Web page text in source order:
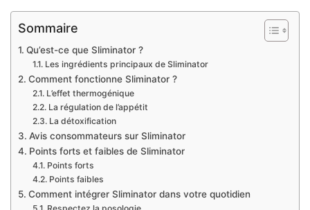
Sommaire
Qu’est-ce que Sliminator ?
Les ingrédients principaux de Sliminator
Comment fonctionne Sliminator ?
L’effet thermogénique
La régulation de l’appétit
La détoxification
Avis consommateurs sur Sliminator
Points forts et faibles de Sliminator
Points forts
Points faibles
Comment intégrer Sliminator dans votre quotidien